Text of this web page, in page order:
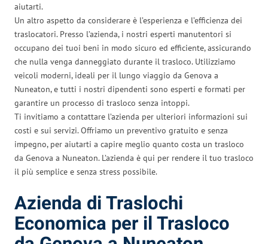
aiutarti.
Un altro aspetto da considerare è l’esperienza e l’efficienza dei
traslocatori. Presso l’azienda, i nostri esperti manutentori si
occupano dei tuoi beni in modo sicuro ed efficiente, assicurando
che nulla venga danneggiato durante il trasloco. Utilizziamo
veicoli moderni, ideali per il lungo viaggio da Genova a
Nuneaton, e tutti i nostri dipendenti sono esperti e formati per
garantire un processo di trasloco senza intoppi.
Ti invitiamo a contattare l’azienda per ulteriori informazioni sui
costi e sui servizi. Offriamo un preventivo gratuito e senza
impegno, per aiutarti a capire meglio quanto costa un trasloco
da Genova a Nuneaton. L’azienda è qui per rendere il tuo trasloco
il più semplice e senza stress possibile.
Azienda di Traslochi
Economica per il Trasloco